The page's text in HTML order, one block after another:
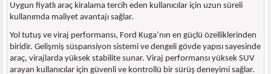
Uygun fiyatlı araç kiralama tercih eden kullanıcılar için uzun süreli
kullanımda maliyet avantajı sağlar.
Yol tutuş ve viraj performansı, Ford Kuga’nın en güçlü özelliklerinden
biridir. Gelişmiş süspansiyon sistemi ve dengeli gövde yapısı sayesinde
araç, virajlarda yüksek stabilite sunar. Viraj performansı yüksek SUV
arayan kullanıcılar için güvenli ve kontrollü bir sürüş deneyimi sağlar.